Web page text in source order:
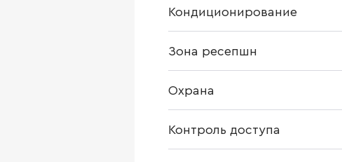
Кондиционирование
Зона ресепшн
Охрана
Контроль доступа